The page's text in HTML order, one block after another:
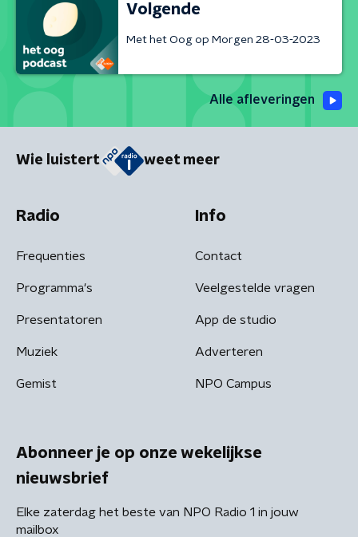
Volgende
Met het Oog op Morgen 28-03-2023
Alle afleveringen
Wie luistert weet meer
Radio
Frequenties
Programma's
Presentatoren
Muziek
Gemist
Info
Contact
Veelgestelde vragen
App de studio
Adverteren
NPO Campus
Abonneer je op onze wekelijkse
nieuwsbrief
Elke zaterdag het beste van NPO Radio 1 in jouw
mailbox